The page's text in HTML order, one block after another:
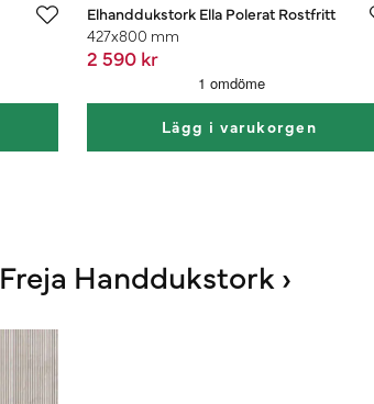
Elhanddukstork Ella Polerat Rostfritt
427x800 mm
2 590 kr
Lägg i varukorgen
Freja Handdukstork ›